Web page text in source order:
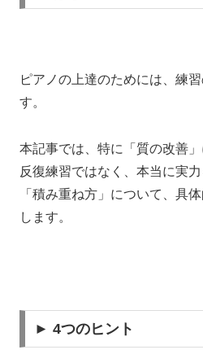
ピアノの上達のためには、練
す。
本記事では、特に「質の改善
反復練習ではなく、本当に実
「積み重ね方」について、具
します。
► 4つのヒント